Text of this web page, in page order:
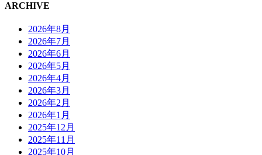
ARCHIVE
2026年8月
2026年7月
2026年6月
2026年5月
2026年4月
2026年3月
2026年2月
2026年1月
2025年12月
2025年11月
2025年10月